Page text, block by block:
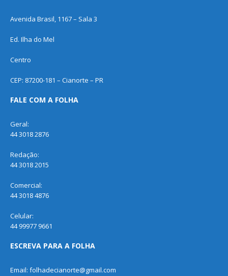
Avenida Brasil, 1167 – Sala 3
Ed. Ilha do Mel
Centro
CEP: 87200-181 – Cianorte – PR
FALE COM A FOLHA
Geral:
44 3018 2876
Redação:
44 3018 2015
Comercial:
44 3018 4876
Celular:
44 99977 9661
ESCREVA PARA A FOLHA
Email: folhadecianorte@gmail.com